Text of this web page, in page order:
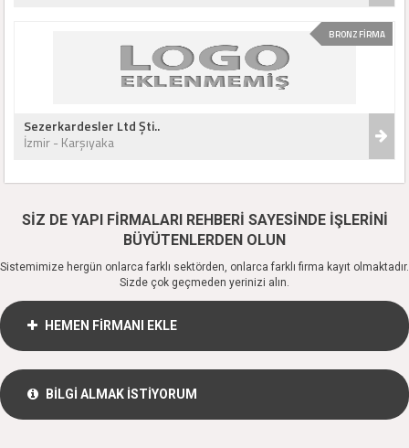
BRONZ FİRMA
Sezerkardesler Ltd Şti..
İzmir - Karşıyaka
SİZ DE YAPI FİRMALARI REHBERİ SAYESİNDE İŞLERİNİ
BÜYÜTENLERDEN OLUN
Sistemimize hergün onlarca farklı sektörden, onlarca farklı firma kayıt olmaktadır.
Sizde çok geçmeden yerinizi alın.
HEMEN FİRMANI EKLE
BİLGİ ALMAK İSTİYORUM